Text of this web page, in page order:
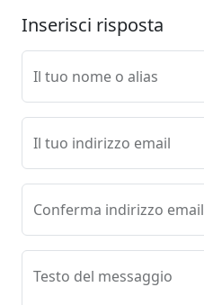
Inserisci risposta
Il tuo nome o alias
Il tuo indirizzo email
Conferma indirizzo email
Testo del messaggio